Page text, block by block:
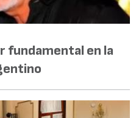
fundamental en la